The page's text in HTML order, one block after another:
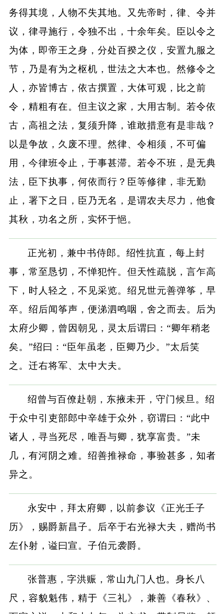
务得其境，人物不失其地。又先帝时，律、令并
议，律寻施行，令独不出，十余年矣。臣以令之
为体，即帝王之身，分处百揆之仪，安置九服之
节，乃是有为之枢机，世法之大本也。然修令之
人，亦皆博古，依古撰置，大体可观，比之前
令，精粗有在。但主议之家，大用古制。若令依
古，高祖之法，复须升降，谁敢措意有是非哉？
以是争故，久废不理。然律、令相须，不可偏
用，今律班令止，于事甚滞。若令不班，是无典
法，臣下执事，何依而行？臣等修律，非无勤
止，署下之日，臣乃无名，是谓农夫尽力，他食
其秋，功名之所，实怀于悒。
正光初，兼中书侍郎。绍性抗直，每上封
事，常至恳切，不惮犯忤。但天性疏脱，言乍高
下，时人轻之，不见采览。绍兄世元善弹筝，早
卒。绍后闻筝声，便涕泗鸣咽，舍之而去。后为
太府少卿，曾因朝见，灵太后谓曰：“卿年稍老
矣。”绍曰：“臣年虽老，臣卿乃少。”太后笑
之。迁右将军、太中大夫。
绍曾与百僚赴朝，东掖未开，守门候旦。绍
于众中引吏部郎中辛雄于众外，窃谓曰：“此中
诸人，寻当死尽，唯吾与卿，犹享富贵。”未
几，有河阴之难。绍善推禄命，事验甚多，知者
异之。
永安中，拜太府卿，以前参议《正光壬子
历》，赐爵新昌子。后卒于右光禄大夫，赠尚书
左仆射，谥曰宣。子伯元袭爵。
张普惠，字洪赈，常山九门人也。身长八
尺，容貌魁伟，精于《三礼》，兼善《春秋》、